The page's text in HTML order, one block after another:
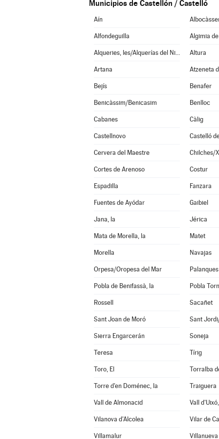
Municipios de Castellón / Castelló
Aín
Alfondeguilla Algimia
Alqueries, les/Alquerías del Niño Perdido Altura
Artana Atzeneta
Bejís Benafer
Benicàssim/Benicasim Benlloc
Cabanes Càlig
Castellnovo Castelló
Cervera del Maestre Chilches/
Cortes de Arenoso Costur
Espadilla Fanzara
Fuentes de Ayódar Gaibiel
Jana, la Jérica
Mata de Morella, la Matet
Morella Navajas
Orpesa/Oropesa del Mar Palanques
Pobla de Benifassà, la Pobla
Rossell Sacañet
Sant Joan de Moró Sant
Sierra Engarcerán Soneja
Teresa Tírig
Toro, El Torralba
Torre d'en Doménec, la Traiguera
Vall de Almonacid Vall
Vilanova d'Alcolea Vilar de
Villamalur